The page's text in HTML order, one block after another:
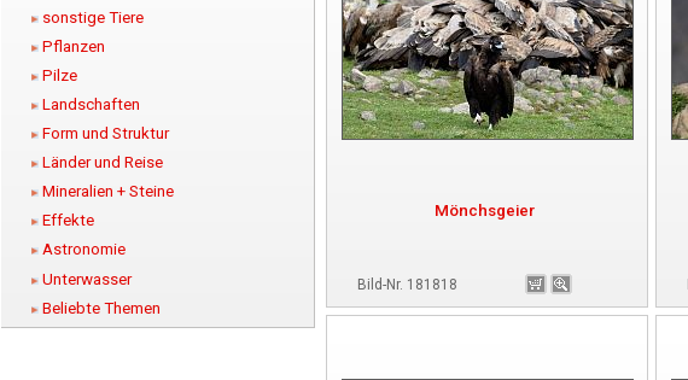
sonstige Tiere
Pflanzen
Pilze
Landschaften
Form und Struktur
Länder und Reise
Mineralien + Steine
Effekte
Astronomie
Unterwasser
Beliebte Themen
Mönchsgeier
Bild-Nr. 181818